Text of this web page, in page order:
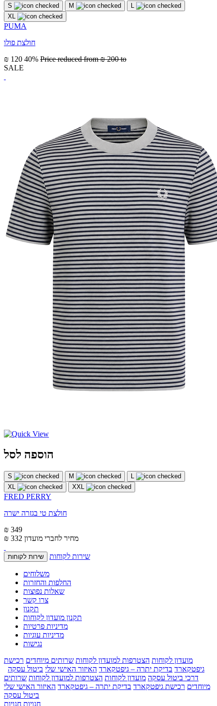
S M
L
XL
PUMA
חולצת פולו
₪ 120 40% Price reduced from₪ 200 to
SALE
הוספה לסל
S M
XL
XXL
FRED PERRY
חולצת טי בגזרה ישרה
₪ 349
₪ 332 מחיר לחברי מועדון
שירות לקוחות שירות לקוחות
משלוחים
החלפות והחזרות
שאלות נפוצות
צרו קשר
תקנון
תקנון מועדון לקוחות
מדיניות פרטיות
מדיניות עוגיות
נגישות
מועדון לקוחות הצטרפות למועדון לקוחות שרותים מיוחדים רכישת
גיפטקארד בדיקת יתרה – גיפטקארד האיזור האישי שלי ביטול עסקה
דרכי ביטול עסקה מועדון לקוחות הצטרפות למועדון לקוחות שרותים
מיוחדים רכישת גיפטקארד בדיקת יתרה – גיפטקארד האיזור האישי שלי
ביטול עסקה
חנויות חנויות